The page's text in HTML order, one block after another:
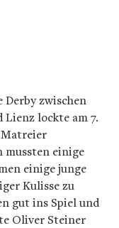
zwischen
Lienz lockte am 7.
Matreier
mussten einige
einige junge
Kulisse zu
gut ins Spiel und
Oliver Steiner